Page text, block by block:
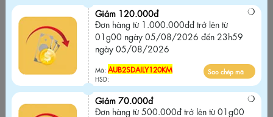
HSD:
Giảm 70.000đ
Đơn hàng từ 500.000đ trở lên từ 01g00
ngày 06/08/2026 đến 23h59 ngày
31/08/2026
AUB2SDAILY70KM
HSD:
Sao chép mã
Giảm 120.000đ
Đơn hàng từ 1.000.000đđ trở lên từ
01g00 ngày 05/08/2026 đến 23h59
ngày 05/08/2026
Mã: AUB2SDAILY120KM
HSD:
Sao chép mã
Giảm 70.000đ
Đơn hàng từ 500.000đ trở lên từ 01g00